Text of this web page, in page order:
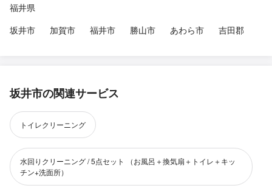
福井県
坂井市
加賀市 福井市 勝山市 あわら市 吉田郡
坂井市の関連サービス
トイレクリーニング
水回りクリーニング / 5点セット （お風呂＋換気扇＋トイレ＋キッ
チン+洗面所）